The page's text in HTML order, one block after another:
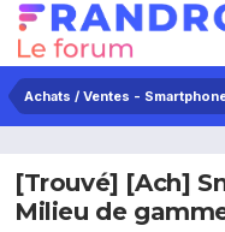
Achats / Ventes -
[Trouvé] [Ach]
Milieu de